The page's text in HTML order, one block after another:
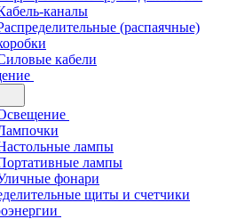
каналы
(распаячные)
кабели
лампы
лампы
фонари
щиты и счетчики